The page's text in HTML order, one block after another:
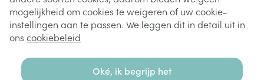
mogelijkheid om cookies te weigeren of uw cookie-
instellingen aan te passen. We leggen dit in detail uit in
ons cookiebeleid
Oké, ik begrijp het